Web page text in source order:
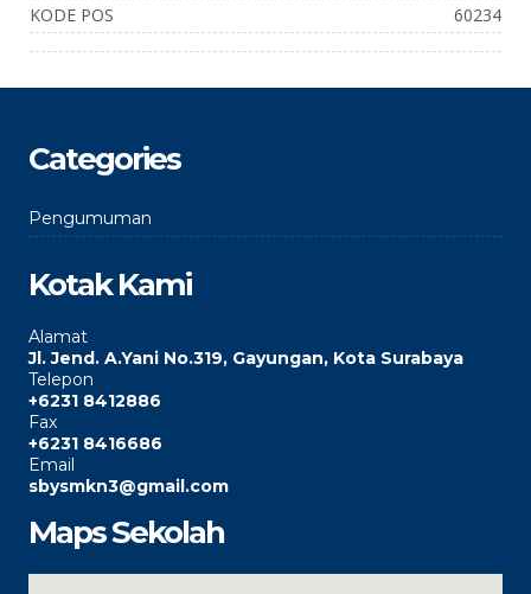
KODE POS
60234
Categories
Pengumuman
Kotak Kami
Alamat
Jl. Jend. A.Yani No.319, Gayungan, Kota Surabaya
Telepon
+6231 8412886
Fax
+6231 8416686
Email
sbysmkn3@gmail.com
Maps Sekolah